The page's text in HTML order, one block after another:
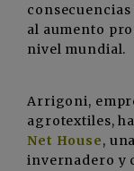
al aumento
nivel mundial.
Arrigoni,
agrotextiles,
Net House,
invernadero y